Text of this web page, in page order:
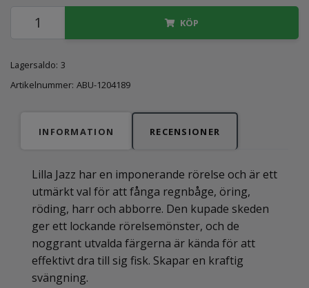
KÖP
Lagersaldo: 3
Artikelnummer: ABU-1204189
INFORMATION RECENSIONER
Lilla Jazz har en imponerande rörelse och är ett
utmärkt val för att fånga regnbåge, öring,
röding, harr och abborre. Den kupade skeden
ger ett lockande rörelsemönster, och de
noggrant utvalda färgerna är kända för att
effektivt dra till sig fisk. Skapar en kraftig
svängning.